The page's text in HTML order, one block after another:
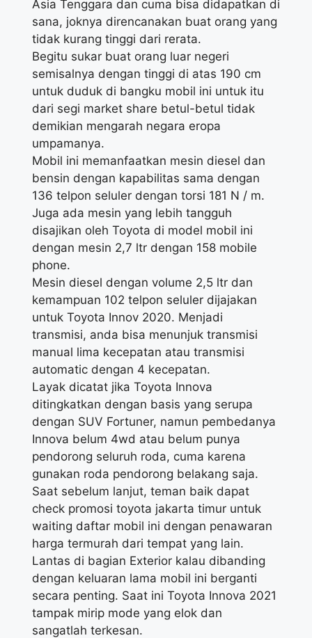
Asia Tenggara dan cuma bisa didapatkan di
sana, joknya direncanakan buat orang yang
tidak kurang tinggi dari rerata.
Begitu sukar buat orang luar negeri
semisalnya dengan tinggi di atas 190 cm
untuk duduk di bangku mobil ini untuk itu
dari segi market share betul-betul tidak
demikian mengarah negara eropa
umpamanya.
Mobil ini memanfaatkan mesin diesel dan
bensin dengan kapabilitas sama dengan
136 telpon seluler dengan torsi 181 N / m.
Juga ada mesin yang lebih tangguh
disajikan oleh Toyota di model mobil ini
dengan mesin 2,7 ltr dengan 158 mobile
phone.
Mesin diesel dengan volume 2,5 ltr dan
kemampuan 102 telpon seluler dijajakan
untuk Toyota Innov 2020. Menjadi
transmisi, anda bisa menunjuk transmisi
manual lima kecepatan atau transmisi
automatic dengan 4 kecepatan.
Layak dicatat jika Toyota Innova
ditingkatkan dengan basis yang serupa
dengan SUV Fortuner, namun pembedanya
Innova belum 4wd atau belum punya
pendorong seluruh roda, cuma karena
gunakan roda pendorong belakang saja.
Saat sebelum lanjut, teman baik dapat
check promosi toyota jakarta timur untuk
waiting daftar mobil ini dengan penawaran
harga termurah dari tempat yang lain.
Lantas di bagian Exterior kalau dibanding
dengan keluaran lama mobil ini berganti
secara penting. Saat ini Toyota Innova 2021
tampak mirip mode yang elok dan
sangatlah terkesan.